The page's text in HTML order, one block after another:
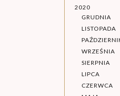
2020
GRUDNIA
LISTOPADA
WRZEŚNIA
SIERPNIA
LIPCA
CZERWCA